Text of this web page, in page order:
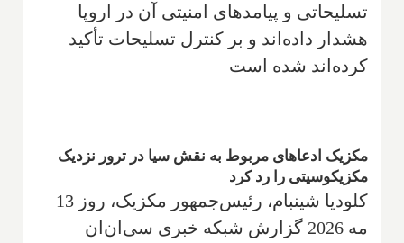
تسلیحاتی و پیامدهای امنیتی آن در اروپا
هشدار داده‌اند و بر کنترل تسلیحات تأکید
کرده‌اند شده است
مکزیک ادعاهای مربوط به نقش سیا در ترور نزدیک
مکزیکوسیتی را رد کرد
کلودیا شینبام، رئیس‌جمهور مکزیک، روز 13
مه 2026 گزارش شبکه خبری سی‌ان‌ان